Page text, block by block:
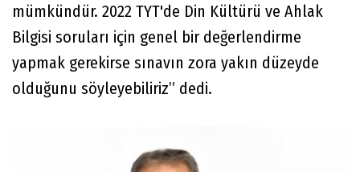
mümkündür. 2022 TYT'de Din Kültürü ve Ahlak
Bilgisi soruları için genel bir değerlendirme
yapmak gerekirse sınavın zora yakın düzeyde
olduğunu söyleyebiliriz” dedi.